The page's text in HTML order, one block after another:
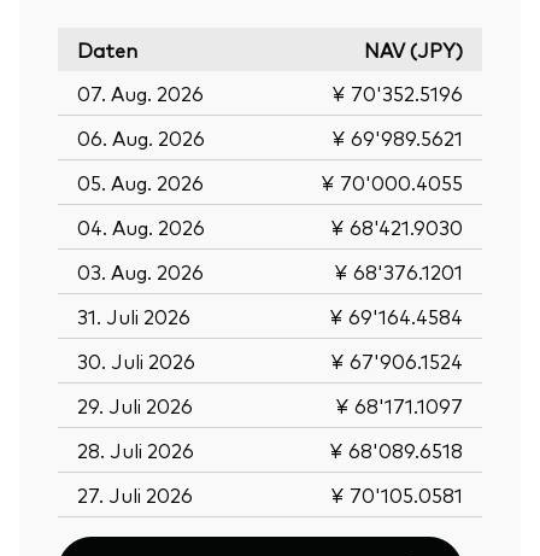
Daten
NAV (JPY)
07. Aug. 2026
¥ 70'352.5196
06. Aug. 2026
¥ 69'989.5621
05. Aug. 2026
¥ 70'000.4055
04. Aug. 2026
¥ 68'421.9030
03. Aug. 2026
¥ 68'376.1201
31. Juli 2026
¥ 69'164.4584
30. Juli 2026
¥ 67'906.1524
29. Juli 2026
¥ 68'171.1097
28. Juli 2026
¥ 68'089.6518
27. Juli 2026
¥ 70'105.0581